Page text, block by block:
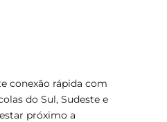
conexão rápida com
do Sul, Sudeste e
próximo a